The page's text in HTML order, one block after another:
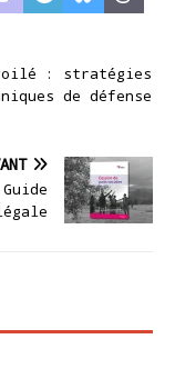
: stratégies
de défense